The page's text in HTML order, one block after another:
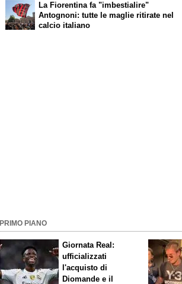
La Fiorentina fa "imbestialire"
Antognoni: tutte le maglie ritirate nel
calcio italiano
PRIMO PIANO
Giornata Real:
ufficializzati
l'acquisto di
Diomande e il